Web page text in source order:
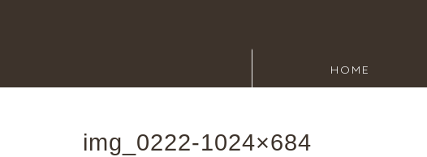
HOME
img_0222-1024×684